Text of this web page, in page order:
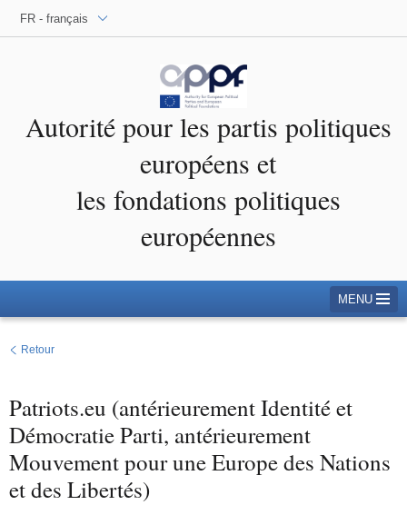
FR - français
Autorité pour les partis politiques
européens et
les fondations politiques
européennes
MENU
Retour
Patriots.eu (antérieurement Identité et
Démocratie Parti, antérieurement
Mouvement pour une Europe des Nations
et des Libertés)